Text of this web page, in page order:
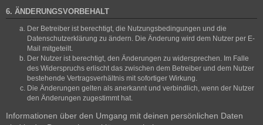
6. ÄNDERUNGSVORBEHALT
Der Betreiber ist berechtigt, die Nutzungsbedingungen und die
Datenschutzerklärung zu ändern. Die Änderung wird dem Nutzer per E-
Mail mitgeteilt.
Der Nutzer ist berechtigt, den Änderungen zu widersprechen. Im Falle
des Widerspruchs erlischt das zwischen dem Betreiber und dem Nutzer
bestehende Vertragsverhältnis mit sofortiger Wirkung.
Die Änderungen gelten als anerkannt und verbindlich, wenn der Nutzer
den Änderungen zugestimmt hat.
Informationen über den Umgang mit deinen persönlichen Daten